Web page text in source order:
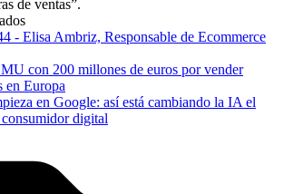
de ventas”.
- Elisa Ambriz, Responsable de Ecommerce
con 200 millones de euros por vender
en Europa
en Google: así está cambiando la IA el
digital